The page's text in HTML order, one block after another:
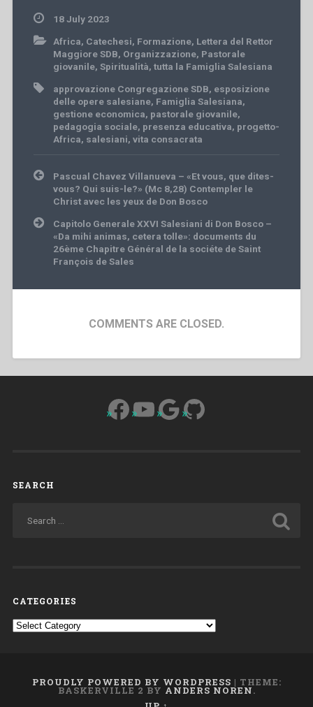
18 July 2023
Africa, Catechesi, Formazione, Lettera del Rettor
Maggiore SDB, Organizzazione, Pastorale
giovanile, Spiritualità, tutta la Famiglia Salesiana
approvazione Congregazione SDB, esposizione
delle opere salesiane, Famiglia Salesiana,
gestione economica, pastorale giovanile,
pedagogia sociale, presenza educativa, progetto-
Africa, salesiani, vita consacrata
Post
navigation
Pascual Chavez Villanueva – «Et vous, que dites-
vous? Qui suis-le?» (Mc 8,28) Contempler le
Christ avec les yeux de Don Bosco
Capitolo Generale XXVI Salesiani di Don Bosco –
«Da mihi animas, cetera tolle»: documents du
26ème Chapitre Général de la sociéte de Saint
François de Sales
COMMENTS ARE CLOSED.
Facebook
YouTube
Google
GitHub
SEARCH
CATEGORIES
Categories
PROUDLY POWERED BY WORDPRESS | THEME:
BASKERVILLE 2 BY ANDERS NOREN.